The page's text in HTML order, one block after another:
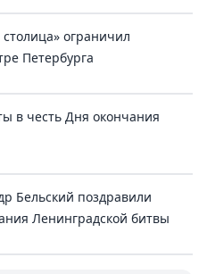
ограничил
Петербурга
в честь Дня окончания
Бельский поздравили
Ленинградской битвы